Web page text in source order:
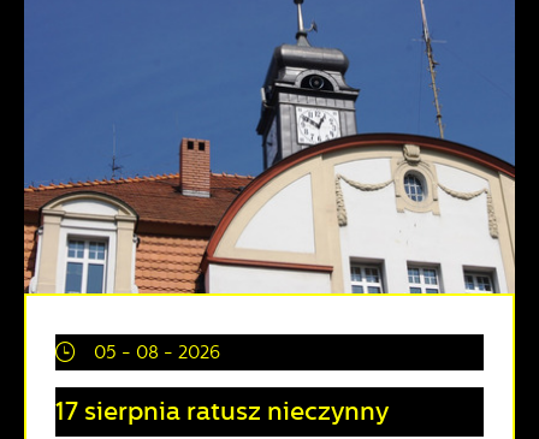
05 - 08 - 2026
17 sierpnia ratusz nieczynny